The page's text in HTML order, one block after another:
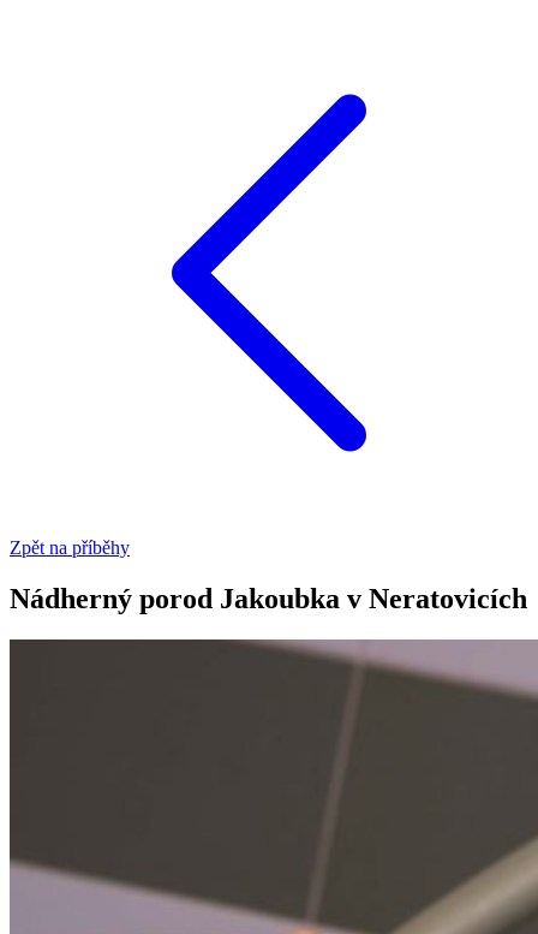
Zpět na příběhy
Nádherný porod Jakoubka v Neratovicích